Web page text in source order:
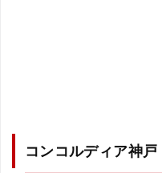
コンコルディア神戸